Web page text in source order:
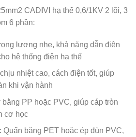
CADIVI hạ thế 0,6/1KV 2 lõi, 3
6 phần:
lượng nhẹ, khả năng dẫn điện
hệ thống điện hạ thế
nhiệt cao, cách điện tốt, giúp
khi vận hành
PP hoặc PVC, giúp cáp tròn
cơ học
Quấn băng PET hoặc ép đùn PVC,